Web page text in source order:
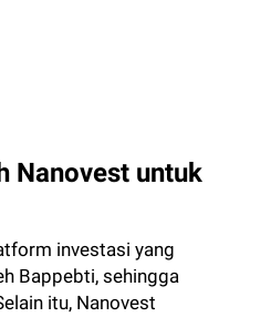
Nanovest untuk
investasi yang
Bappebti, sehingga
itu, Nanovest